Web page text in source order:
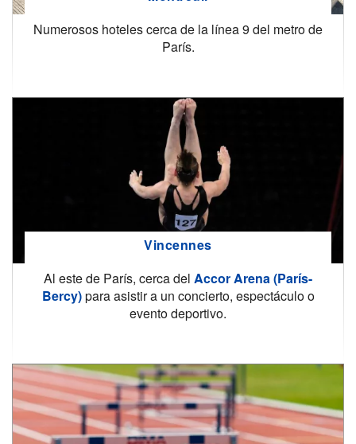
Numerosos hoteles cerca de la línea 9 del metro de
París.
Vincennes
Al este de París, cerca del Accor Arena (París-
Bercy)para asistir a un concierto, espectáculo o
evento deportivo.